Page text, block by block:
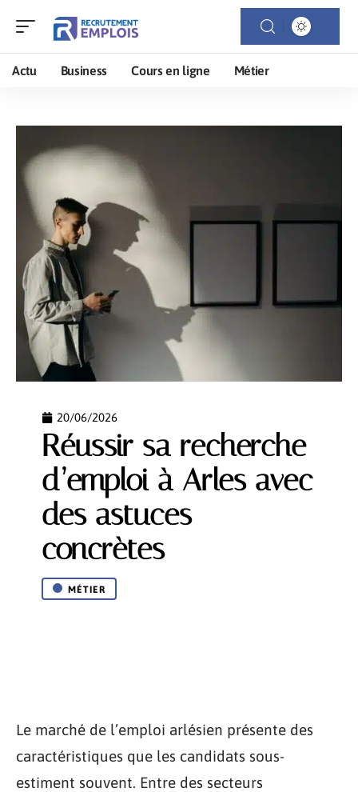
Actu Business Cours en ligne Métier
20/06/2026
Réussir sa recherche
d’emploi à Arles avec
des astuces
concrètes
MÉTIER
Le marché de l’emploi arlésien présente des
caractéristiques que les candidats sous-
estiment souvent. Entre des secteurs